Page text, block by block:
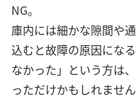
NG。
庫内には細かな隙間や
込むと故障の原因にな
なかった」という方は
っただけかもしれません